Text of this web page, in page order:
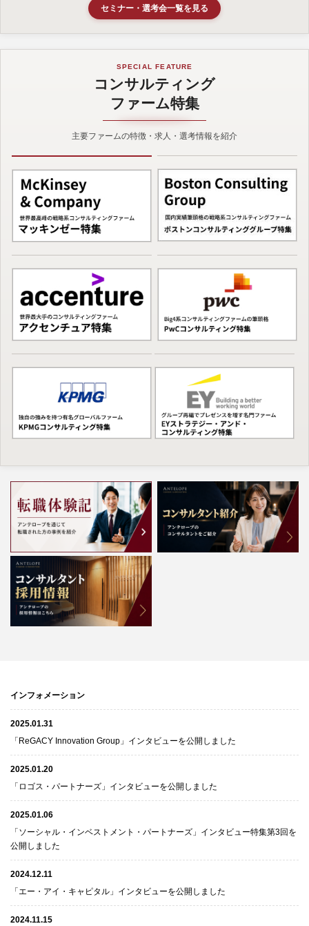
セミナー・選考会一覧を見る
SPECIAL FEATURE
コンサルティング
ファーム特集
主要ファームの特徴・求人・選考情報を紹介
インフォメーション
2025.01.31
「ReGACY Innovation Group」インタビューを公開しました
2025.01.20
「ロゴス・パートナーズ」インタビューを公開しました
2025.01.06
「ソーシャル・インベストメント・パートナーズ」インタビュー特集第3回を
公開しました
2024.12.11
「エー・アイ・キャピタル」インタビューを公開しました
2024.11.15